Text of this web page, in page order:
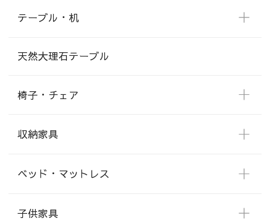
テーブル・机
天然大理石テーブル
椅子・チェア
収納家具
ベッド・マットレス
子供家具